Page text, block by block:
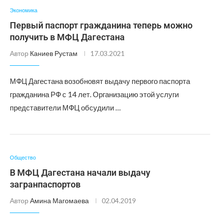
Экономика
Первый паспорт гражданина теперь можно
получить в МФЦ Дагестана
Автор Каниев Рустам 17.03.2021
МФЦ Дагестана возобновят выдачу первого паспорта
гражданина РФ с 14 лет. Организацию этой услуги
представители МФЦ обсудили …
Общество
В МФЦ Дагестана начали выдачу
загранпаспортов
Автор Амина Магомаева 02.04.2019